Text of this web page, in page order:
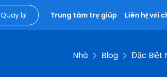
Quay lại Trung tâm trợ giúp Liên hệ với
Nhà Blog Đặc Biệt